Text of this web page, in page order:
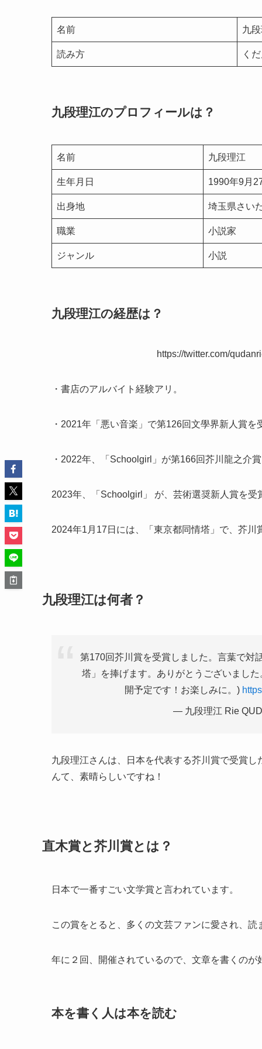
名前 九
読み方 く
九段理江のプロフィールは？
名前 九段理江
生年月日 1990年9月
出身地 埼玉県さい
職業 小説家
ジャンル 小説
九段理江の経歴は？
https://twitter.com/
・書店のアルバイト経験アリ。
・2021年「悪い音楽」で第126回文學界新人賞を
・2022年、「Schoolgirl」が第166回芥川龍之介
2023年、「Schoolgirl」 が、芸術選奨新人賞を
2024年1月17日には、「東京都同情塔」で、芥川
九段理江は何者？
第170回芥川賞を受賞しました。言葉で対
塔」を捧げます。ありがとうございまし
開予定です！お楽しみに。)
— 九段理江 Rie
九段理江さんは、日本を代表する芥川賞で受賞
んて、素晴らしいですね！
直木賞と芥川賞とは？
日本で一番すごい文学賞と言われています。
この賞をとると、多くの文芸ファンに愛され、
年に２回、開催されているので、文章を書くの
本を書く人は本を読む